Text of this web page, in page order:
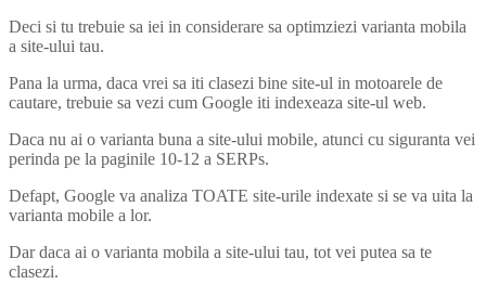
Deci si tu trebuie sa iei in considerare sa optimziezi varianta mobila
a site-ului tau.
Pana la urma, daca vrei sa iti clasezi bine site-ul in motoarele de
cautare, trebuie sa vezi cum Google iti indexeaza site-ul web.
Daca nu ai o varianta buna a site-ului mobile, atunci cu siguranta vei
perinda pe la paginile 10-12 a SERPs.
Defapt, Google va analiza TOATE site-urile indexate si se va uita la
varianta mobile a lor.
Dar daca ai o varianta mobila a site-ului tau, tot vei putea sa te
clasezi.